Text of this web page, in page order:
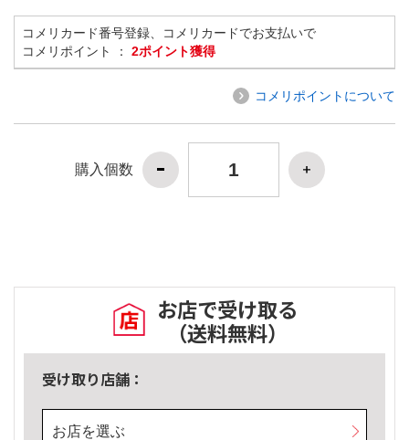
コメリカード番号登録、コメリカードでお支払いで
コメリポイント ： 2ポイント獲得
コメリポイントについて
購入個数
お店で受け取る
（送料無料）
受け取り店舗：
お店を選ぶ